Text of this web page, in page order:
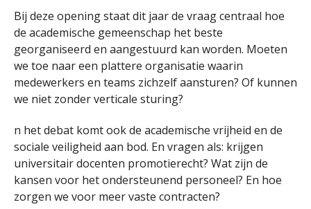
Bij deze opening staat dit jaar de vraag centraal hoe
de academische gemeenschap het beste
georganiseerd en aangestuurd kan worden. Moeten
we toe naar een plattere organisatie waarin
medewerkers en teams zichzelf aansturen? Of kunnen
we niet zonder verticale sturing?
n het debat komt ook de academische vrijheid en de
sociale veiligheid aan bod. En vragen als: krijgen
universitair docenten promotierecht? Wat zijn de
kansen voor het ondersteunend personeel? En hoe
zorgen we voor meer vaste contracten?